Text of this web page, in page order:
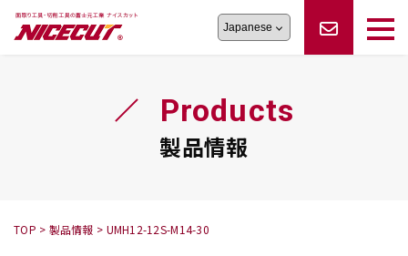
旋盤工具シリーズ
シリーズ
オーダー品依頼
フェイス・ショルダーシリーズかんたんオーダー
トラブルシューティング
ロックピンの逆ジメに注意
Products
製品情報
TOP > 製品情報 > UMH12-12S-M14-30